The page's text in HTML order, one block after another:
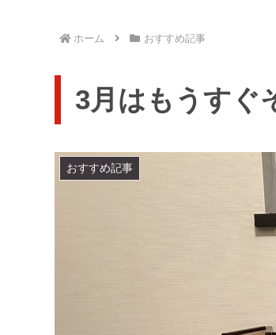
ホーム おすすめ記事
3月はもうすぐ
おすすめ記事